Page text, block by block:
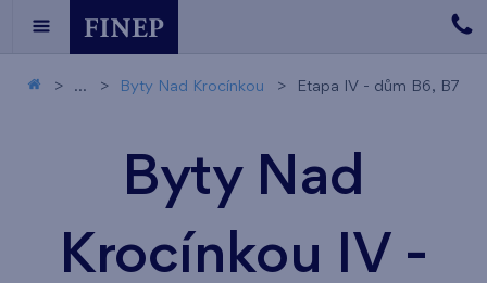
... Byty Nad Krocínkou Etapa IV - dům B6, B7
Byty Nad
Krocínkou IV -